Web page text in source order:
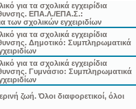
για τα σχολικά εγχειρίδια
ΕΠΑ.Λ./ΕΠΑ.Σ.:
των σχολικών εγχειριδίων
για τα σχολικά εγχειρίδια
Δημοτικό: Συμπληρωματικά
για τα σχολικά εγχειρίδια
Γυμνάσιο: Συμπληρωματικά
ζωή. Όλοι διαφορετικοί, όλοι